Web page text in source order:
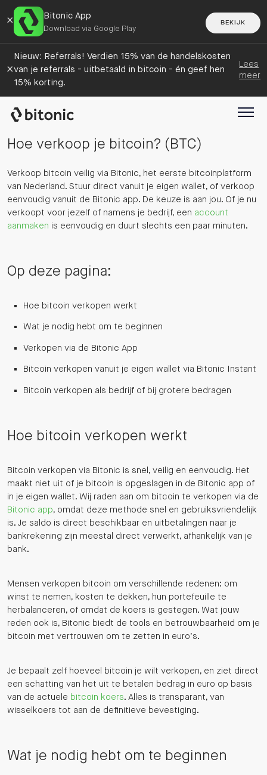
× Bitonic App
Download via Google Play
BEKIJK
×
Nieuw: Referrals! Verdien 15% van de handelskosten
van je referrals - uitbetaald in bitcoin - én geef hen
15% korting.
Lees
meer
Hoe verkoop je bitcoin? (BTC)
Verkoop bitcoin veilig via Bitonic, het eerste bitcoinplatform
van Nederland. Stuur direct vanuit je eigen wallet, of verkoop
eenvoudig vanuit de Bitonic app. De keuze is aan jou. Of je nu
verkoopt voor jezelf of namens je bedrijf, een account
aanmaken is eenvoudig en duurt slechts een paar minuten.
Op deze pagina:
Hoe bitcoin verkopen werkt
Wat je nodig hebt om te beginnen
Verkopen via de Bitonic App
Bitcoin verkopen vanuit je eigen wallet via Bitonic Instant
Bitcoin verkopen als bedrijf of bij grotere bedragen
Hoe bitcoin verkopen werkt
Bitcoin verkopen via Bitonic is snel, veilig en eenvoudig. Het
maakt niet uit of je bitcoin is opgeslagen in de Bitonic app of
in je eigen wallet. Wij raden aan om bitcoin te verkopen via de
Bitonic app, omdat deze methode snel en gebruiksvriendelijk
is. Je saldo is direct beschikbaar en uitbetalingen naar je
bankrekening zijn meestal direct verwerkt, afhankelijk van je
bank.
Mensen verkopen bitcoin om verschillende redenen: om
winst te nemen, kosten te dekken, hun portefeuille te
herbalanceren, of omdat de koers is gestegen. Wat jouw
reden ook is, Bitonic biedt de tools en betrouwbaarheid om je
bitcoin met vertrouwen om te zetten in euro’s.
Je bepaalt zelf hoeveel bitcoin je wilt verkopen, en ziet direct
een schatting van het uit te betalen bedrag in euro op basis
van de actuele bitcoin koers. Alles is transparant, van
wisselkoers tot aan de definitieve bevestiging.
Wat je nodig hebt om te beginnen